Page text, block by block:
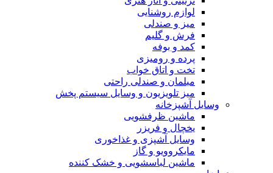
لوازم روشنایی
میز و صندلی
فرش و گلیم
کمد و بوفه
پرده و رومیزی
تخت و اتاق خواب
مبلمان و صندلی راحتی
میز تلویزیون و وسایل سیستم پخش
وسایل آشپزخانه
ماشین ظرفشویی
یخچال و فریزر
وسایل آشپزی و غذاخوری
مایکروویو و گاز
ماشین لباسشویی و خشک کننده